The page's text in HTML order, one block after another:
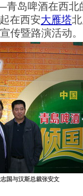
岛啤酒在西
在西安大雁塔
传暨路演活动。
国与汉斯总裁张安文